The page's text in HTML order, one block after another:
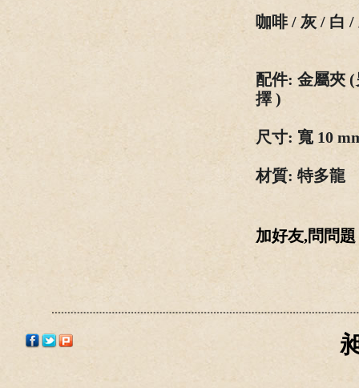
咖啡 / 灰 / 白
配件: 金屬夾 (
擇 )
尺寸: 寬 10
材質: 特多龍
加好友,問問